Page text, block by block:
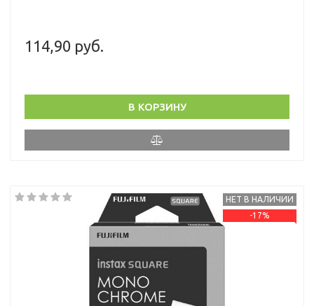
114,90 руб.
В КОРЗИНУ
НЕТ В НАЛИЧИИ
-17%